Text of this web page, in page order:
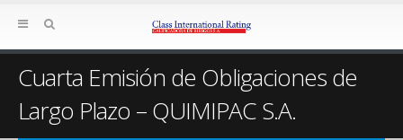
Cuarta Emisión de Obligaciones de
Largo Plazo – QUIMIPAC S.A.